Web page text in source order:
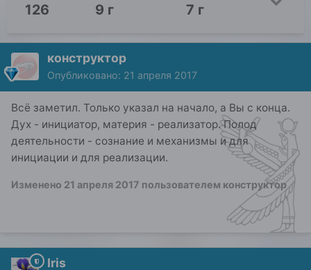
126 9 г 7 г
конструктор
Опубликовано: 21 апреля 2017
Всё заметил. Только указал на начало, а Вы с конца.
Дух - инициатор, материя - реализатор. Полод
деятельности - сознание и механизмы и для
инициации и для реализации.
Изменено 21 апреля 2017 пользователем конструктор
Iris